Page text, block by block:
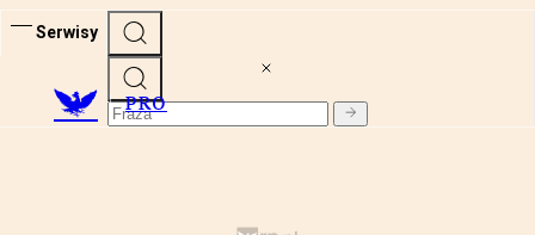
Serwisy
PRO